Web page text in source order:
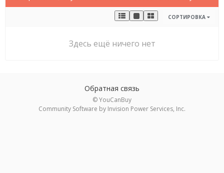
СОРТИРОВКА
Здесь ещё ничего нет
Обратная связь
© YouCanBuy
Community Software by Invision Power Services, Inc.